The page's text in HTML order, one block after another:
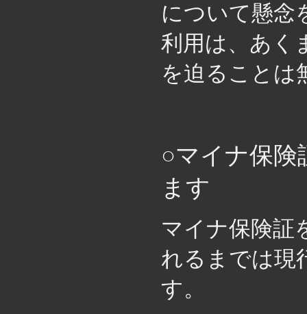
について懸念
利用は、あく
を迫ることは
○マイナ保険
ます
マイナ保険証
れるまでは現
す。